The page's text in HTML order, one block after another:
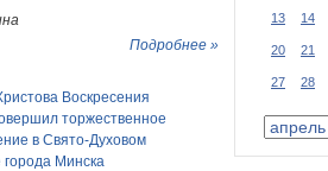
Подробнее »
Воскресения
торжественное
в Свято-Духовом
Минска
13 14
20 21
27 28